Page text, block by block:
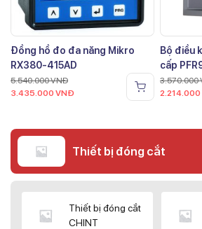
Đồng hồ đo đa năng Mikro
RX380-415AD
5.540.000VNĐ
3.435.000 VNĐ
Bộ điều
cấp
3.570.000
2.214.000
Thiết bị đóng cắt
Thiết bị đóng cắt
CHINT